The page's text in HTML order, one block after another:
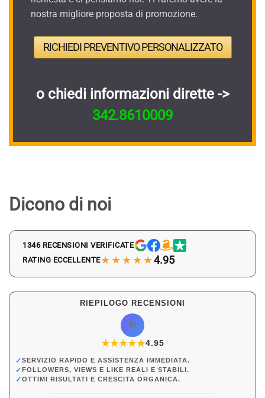
nostra migliore proposta di promozione.
RICHIEDI PREVENTIVO PERSONALIZZATO
o chiedi informazioni dirette ->
342.8610009
Dicono di noi
1346 RECENSIONI VERIFICATE
RATING ECCELLENTE★★★★★4.95
RIEPILOGO RECENSIONI
✨
★★★★★
★4.95
✓SERVIZIO RAPIDO E ASSISTENZA IMMEDIATA.
✓FOLLOWERS, VIEWS E LIKE REALI E STABILI.
✓OTTIMI RISULTATI E CRESCITA ORGANICA.